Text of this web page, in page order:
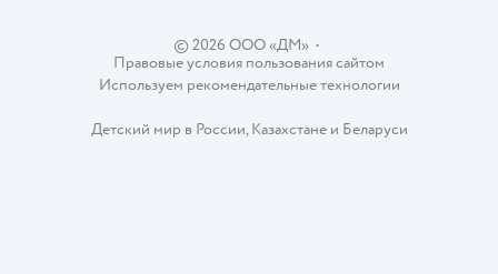
© 2026 ООО «ДМ»•
Правовые условия пользования сайтом
Используем рекомендательные технологии
Детский мир в России,Казахстанеи Беларуси